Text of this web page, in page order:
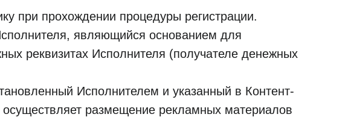
при прохождении процедуры регистрации.
являющийся основанием для
реквизитах Исполнителя (получателе денежных
Исполнителем и указанный в Контент-
осуществляет размещение рекламных материалов